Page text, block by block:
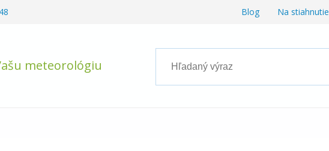
meteorológiu
Blog Na stiahnutie